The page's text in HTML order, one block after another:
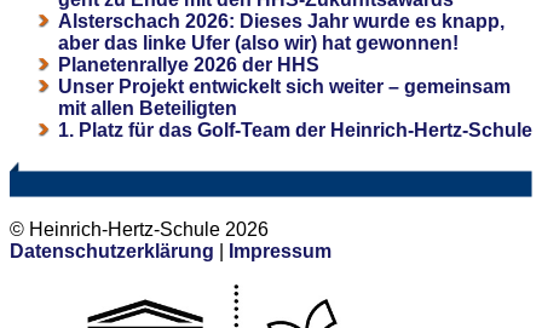
Alsterschach 2026: Dieses Jahr wurde es knapp,
aber das linke Ufer (also wir) hat gewonnen!
Planetenrallye 2026 der HHS
Unser Projekt entwickelt sich weiter – gemeinsam
mit allen Beteiligten
1. Platz für das Golf-Team der Heinrich-Hertz-Schule
© Heinrich-Hertz-Schule 2026
Datenschutzerklärung
Impressum